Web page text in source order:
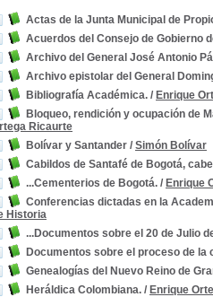
Actas de la Junta Municipal de
Acuerdos del Consejo de Gobierno
Archivo del General José Antonio
Archivo epistolar del General
Bibliografía Académica. / Enrique
Bloqueo, rendición y ocupación de
Ricaurte
Bolívar y Santander / Simón Bolívar
Cabildos de Santafé de Bogotá,
...Cementerios de Bogotá. / Enrique
Conferencias dictadas en la
Historia
...Documentos sobre el 20 de Julio
Documentos sobre el proceso de la
Genealogías del Nuevo Reino de
Heráldica Colombiana. / Enrique